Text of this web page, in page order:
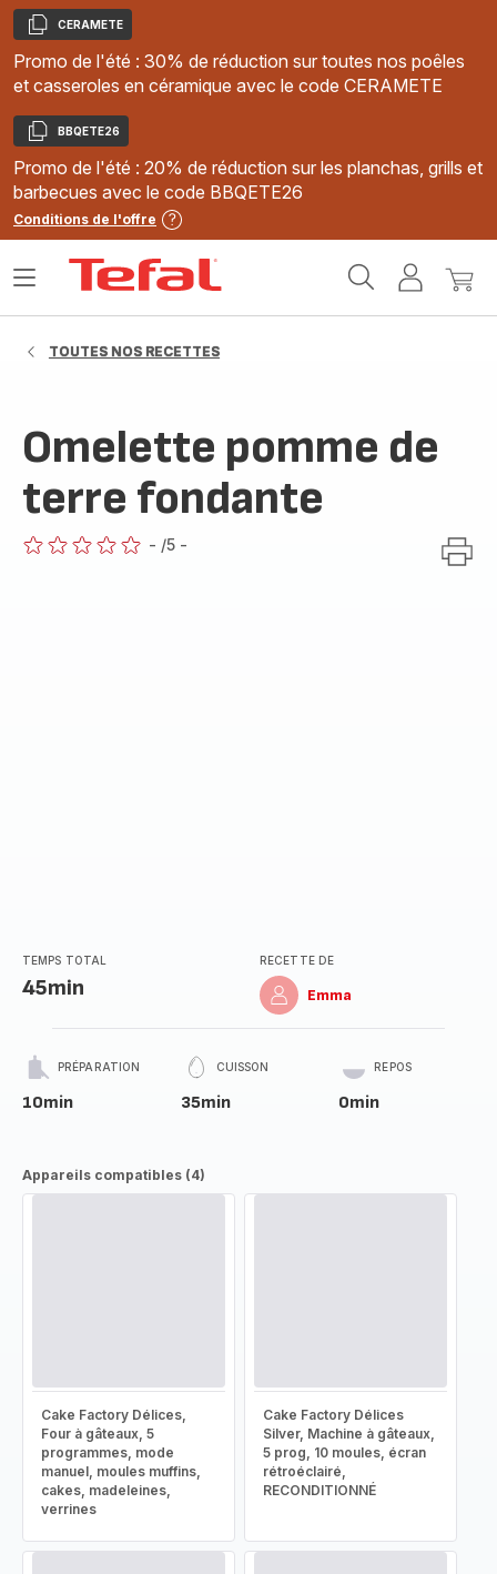
Copier
CERAMETE
Promo de l'été : 30% de réduction sur toutes nos poêles
et casseroles en céramique avec le code CERAMETE
Copier
BBQETE26
Promo de l'été : 20% de réduction sur les planchas, grills et
barbecues avec le code BBQETE26
Conditions de l'offre
MonMon
Ouvrir
TOUTES NOS RECETTES
Omelette pomme de
terre fondante
- /5 -
TEMPS TOTAL
45min
RECETTE DE
Emma
PRÉPARATION
10min
CUISSON
35min
REPOS
0min
Appareils compatibles (4)
Cake Factory Délices,
Four à gâteaux, 5
programmes, mode
manuel, moules muffins,
cakes, madeleines,
verrines
Cake Factory Délices
Silver, Machine à gâteaux,
5 prog, 10 moules, écran
rétroéclairé,
RECONDITIONNÉ